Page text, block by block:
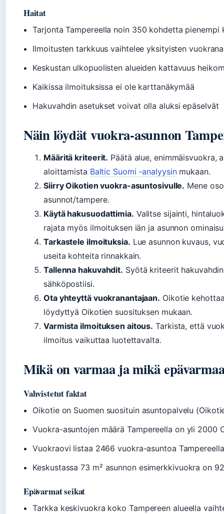
Haitat
Tarjonta Tampereella noin 350 kohdetta pienempi
Ilmoitusten tarkkuus vaihtelee yksityisten
Keskustan ulkopuolisten alueiden kattavuus
Kaikissa ilmoituksissa ei ole karttanäkymää
Hakuvahdin asetukset voivat olla aluksi epäselvät
Näin löydät vuokra-asunnon
Määritä kriteerit. Päätä alue, enimmäisvuokra,
aloittamista Baltic Suomi -analyysinmukaan.
Siirry Oikotien vuokra-asuntosivulle. Mene
asunnot/tampere.
Käytä hakusuodattimia. Valitse sijainti,
rajata myös ilmoituksen iän ja asunnon
Tarkastele ilmoituksia. Lue asunnon kuvaus,
useita kohteita rinnakkain.
Tallenna hakuvahdit. Syötä kriteerit
sähköpostiisi.
Ota yhteyttä vuokranantajaan. Oikotie
löydyttyä Oikotien suosituksen mukaan.
Varmista ilmoituksen aitous. Tarkista, että
ilmoitus vaikuttaa luotettavalta.
Mikä on varmaa ja mikä
Vahvistetut faktat
Oikotie on Suomen suosituin asuntopalvelu
Vuokra-asuntojen määrä Tampereella on yli 2000
Vuokraovi listaa 2466 vuokra-asuntoa
Keskustassa 73 m² asunnon esimerkkivuokra on
Epävarmat seikat
Tarkka keskivuokra koko Tampereen alueella